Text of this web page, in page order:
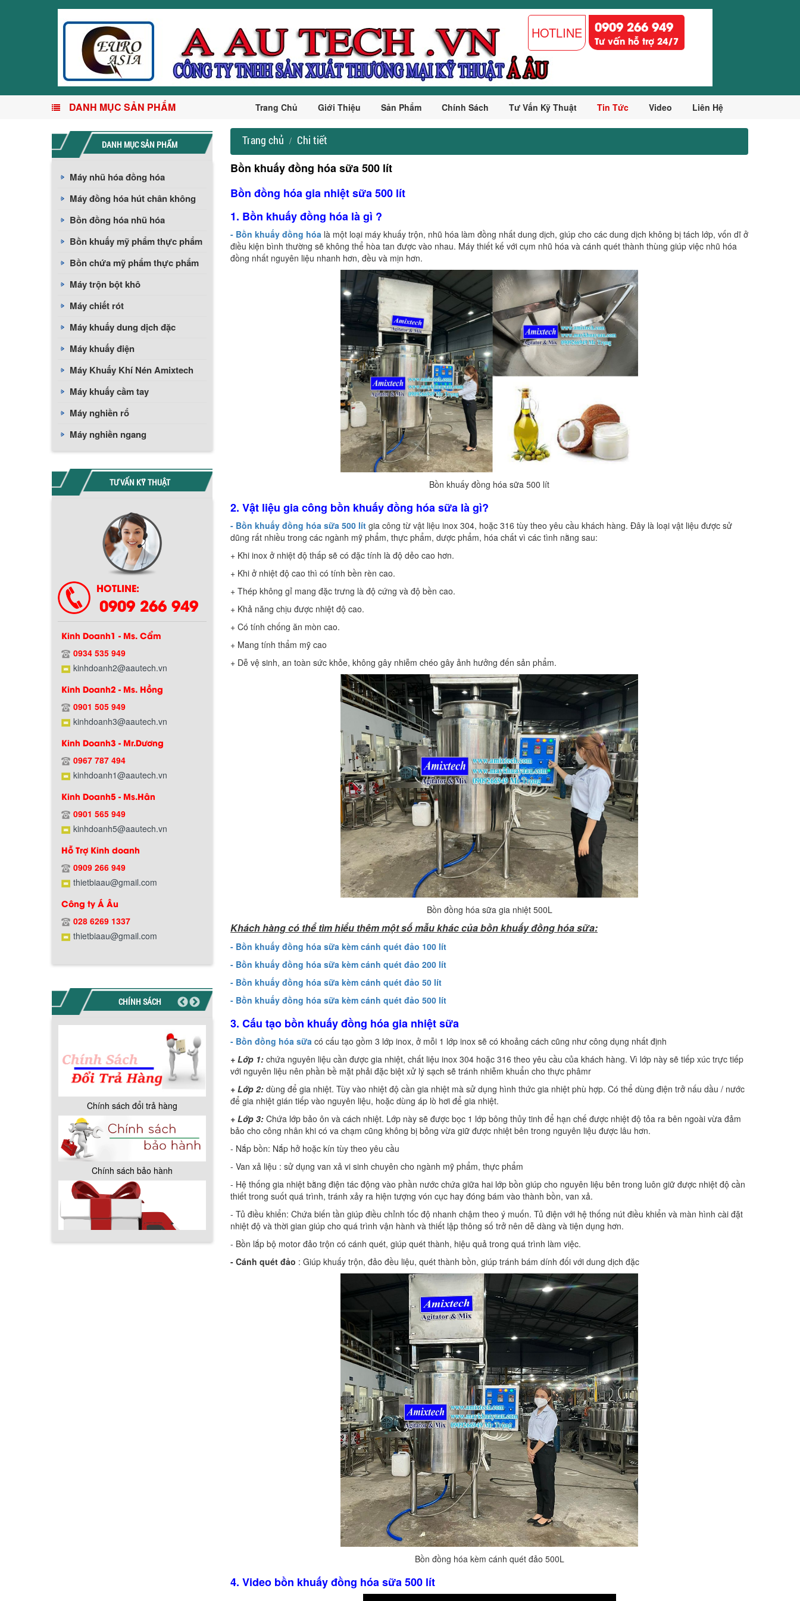
HOTLINE 0909 266 949
Tư vấn hỗ trợ 24/7
DANH MỤC SẢN PHẨM Trang Chủ Giới Thiệu Sản Phẩm Chính Sách Tư Vấn Kỹ Thuật Tin Tức Video Liên Hệ
DANH MỤC SẢN PHẨM
Máy nhũ hóa đồng hóa
Máy đồng hóa hút chân không
Bồn đồng hóa nhũ hóa
Bồn khuấy mỹ phẩm thực phẩm
Bồn chứa mỹ phẩm thực phẩm
Máy trộn bột khô
Máy chiết rót
Máy khuấy dung dịch đặc
Máy khuấy điện
Máy Khuấy Khí Nén Amixtech
Máy khuấy cầm tay
Máy nghiền rổ
Máy nghiền ngang
TƯ VẤN KỸ THUẬT
HOTLINE:
0909 266 949
Kinh Doanh1 - Ms. Cẩm
0934 535 949
kinhdoanh2@aautech.vn
Kinh Doanh2 - Ms. Hồng
0901 505 949
kinhdoanh3@aautech.vn
Kinh Doanh3 - Mr.Dương
0967 787 494
kinhdoanh1@aautech.vn
Kinh Doanh5 - Ms.Hân
0901 565 949
kinhdoanh5@aautech.vn
Hỗ Trợ Kinh doanh
0909 266 949
thietbiaau@gmail.com
Công ty Á Âu
028 6269 1337
thietbiaau@gmail.com
CHÍNH SÁCH
Chính sách bảo hành
Chính sách giao hàng
Hướng dẫn thanh toán mua hàng
Chính sách đổi trả hàng
Chính sách bảo hành
Chính sách giao hàng
Trang chủ Chi tiết
Bồn khuấy đồng hóa sữa 500 lít
Bồn đồng hóa gia nhiệt sữa 500 lít
1. Bồn khuấy đồng hóa là gì ?
- Bồn khuấy đồng hóa là một loại máy khuấy trộn, nhũ hóa làm đồng nhất dung dịch, giúp cho các dung dịch không bị tách lớp, vốn dĩ ở
điều kiện bình thường sẽ không thể hòa tan được vào nhau. Máy thiết kế với cụm nhũ hóa và cánh quét thành thùng giúp việc nhũ hóa
đồng nhất nguyên liệu nhanh hơn, đều và mịn hơn.
Bồn khuấy đồng hóa sữa 500 lít
2. Vật liệu gia công bồn khuấy đồng hóa sữa là gì?
- Bồn khuấy đồng hóa sữa 500 lít gia công từ vật liệu inox 304, hoặc 316 tùy theo yêu cầu khách hàng. Đây là loại vật liệu được sử
dũng rất nhiều trong các ngành mỹ phẩm, thực phẩm, dược phẩm, hóa chất vì các tình nằng sau:
+ Khi inox ở nhiệt độ thấp sẽ có đặc tính là độ dẻo cao hơn.
+ Khi ở nhiệt độ cao thì có tính bền rèn cao.
+ Thép không gỉ mang đặc trưng là độ cứng và độ bền cao.
+ Khả năng chịu được nhiệt độ cao.
+ Có tính chống ăn mòn cao.
+ Mang tính thẩm mỹ cao
+ Dễ vệ sinh, an toàn sức khỏe, không gây nhiễm chéo gây ảnh hưởng đến sản phẩm.
Bồn đồng hóa sữa gia nhiệt 500L
Khách hàng có thể tìm hiểu thêm một số mẫu khác của bồn khuấy đồng hóa sữa:
- Bồn khuấy đồng hóa sữa kèm cánh quét đảo 100 lít
- Bồn khuấy đồng hóa sữa kèm cánh quét đảo 200 lít
- Bồn khuấy đồng hóa sữa kèm cánh quét đảo 50 lít
- Bồn khuấy đồng hóa sữa kèm cánh quét đảo 500 lít
3. Cấu tạo bồn khuấy đồng hóa gia nhiệt sữa
- Bồn đồng hóa sữa có cấu tạo gồm 3 lớp inox, ở mỗi 1 lớp inox sẽ có khoảng cách cũng như công dụng nhất định
+ Lớp 1: chứa nguyên liệu cần được gia nhiệt, chất liệu inox 304 hoặc 316 theo yêu cầu của khách hàng. Vì lớp này sẽ tiếp xúc trực tiếp
với nguyên liệu nên phần bề mặt phải đặc biệt xử lý sạch sẽ tránh nhiễm khuẩn cho thực phâmr
+ Lớp 2: dùng để gia nhiệt. Tùy vào nhiệt độ cần gia nhiệt mà sử dụng hình thức gia nhiệt phù hợp. Có thể dùng điện trở nấu dầu / nước
để gia nhiệt gián tiếp vào nguyên liệu, hoặc dùng áp lò hơi để gia nhiệt.
+ Lớp 3: Chứa lớp bảo ôn và cách nhiệt. Lớp này sẽ được bọc 1 lớp bông thủy tinh để hạn chế được nhiệt độ tỏa ra bên ngoài vừa đảm
bảo cho công nhân khi có va chạm cũng không bị bỏng vừa giữ được nhiệt bên trong nguyên liệu được lâu hơn.
- Nắp bồn: Nắp hở hoặc kín tùy theo yêu cầu
- Van xả liệu : sử dụng van xả vi sinh chuyên cho ngành mỹ phẩm, thực phẩm
- Hệ thống gia nhiệt bằng điện tác động vào phần nước chứa giữa hai lớp bồn giúp cho nguyên liệu bên trong luôn giữ được nhiệt độ cần
thiết trong suốt quá trình, tránh xảy ra hiện tượng vón cục hay đóng bám vào thành bồn, van xả.
- Tủ điều khiển: Chứa biến tần giúp điều chỉnh tốc độ nhanh chậm theo ý muốn. Tủ điện với hệ thống nút điều khiển và màn hình cài đặt
nhiệt độ và thời gian giúp cho quá trình vận hành và thiết lập thông số trở nên dễ dàng và tiện dụng hơn.
- Bồn lắp bộ motor đảo trộn có cánh quét, giúp quét thành, hiệu quả trong quá trình làm việc.
- Cánh quét đảo : Giúp khuấy trộn, đảo đều liệu, quét thành bồn, giúp tránh bám dính đối với dung dịch đặc
Bồn đồng hóa kèm cánh quét đảo 500L
4. Video bồn khuấy đồng hóa sữa 500 lít